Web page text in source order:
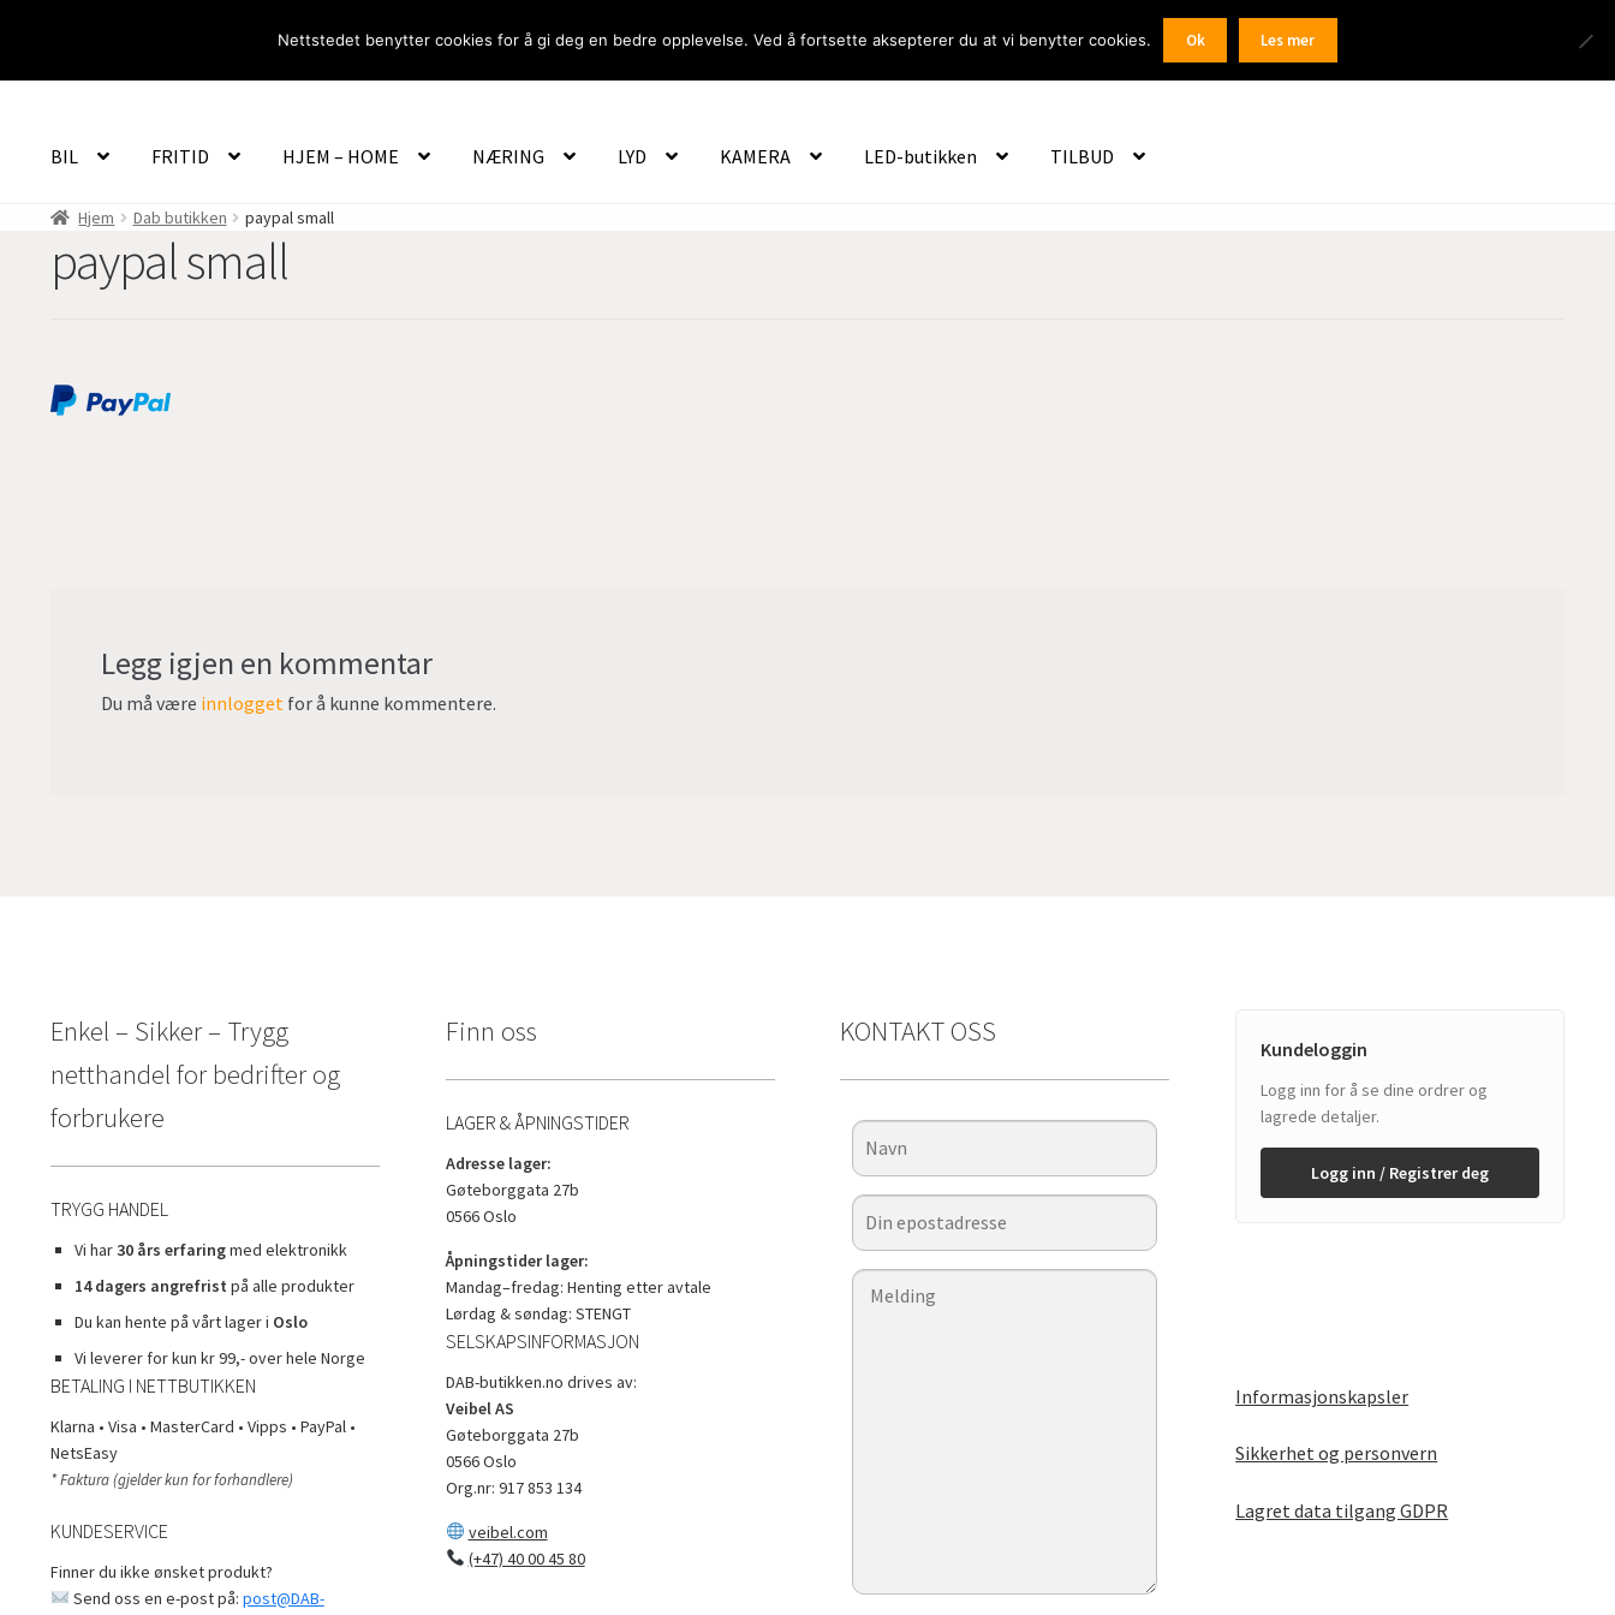
Om Oss Logg inn / Registrer
Products
search
BIL FRITID HJEM – HOME NÆRING LYD KAMERA LED-butikken TILBUD
Hjem Dab butikken paypal small
paypal small
Legg igjen en kommentar
Du må være innlogget for å kunne kommentere.
Enkel – Sikker – Trygg
netthandel for bedrifter og
forbrukere
TRYGG HANDEL
Vi har30 års erfaringmed elektronikk
14 dagers angrefrist på alle produkter
Du kan hente på vårt lager i Oslo
Vi leverer for kun kr 99,- over hele Norge
BETALING I NETTBUTIKKEN
Klarna • Visa • MasterCard • Vipps • PayPal •
NetsEasy
* Faktura (gjelder kun for forhandlere)
KUNDESERVICE
Finner du ikke ønsket produkt?
Send oss en e-post på: post@DAB-
Finn oss
LAGER & ÅPNINGSTIDER
Adresse lager:
Gøteborggata 27b
0566 Oslo
Åpningstider lager:
Mandag–fredag: Henting etter avtale
Lørdag & søndag: STENGT
SELSKAPSINFORMASJON
DAB-butikken.no drives av:
Veibel AS
Gøteborggata 27b
0566 Oslo
Org.nr: 917 853 134
veibel.com
(+47) 40 00 45 80
KONTAKT OSS
Kundeloggin
Logg inn for å se dine ordrer og
lagrede detaljer.
Logg inn / Registrer deg
Informasjonskapsler
Sikkerhet og personvern
Lagret data tilgang GDPR
Nettstedet benytter cookies for å gi deg en bedre opplevelse. Ved å fortsette aksepterer du at vi benytter cookies. Ok Les mer